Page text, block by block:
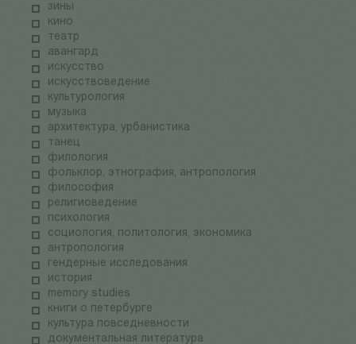
зины
кино
театр
авангард
искусство
искусствоведение
культурология
музыка
архитектура, урбанистика
танец
филология
фольклор, этнография, антропология
философия
религиоведение
психология
социология, политология, экономика
антропология
гендерные исследования
история
memory studies
книги о петербурге
культура повседневности
документальная литература